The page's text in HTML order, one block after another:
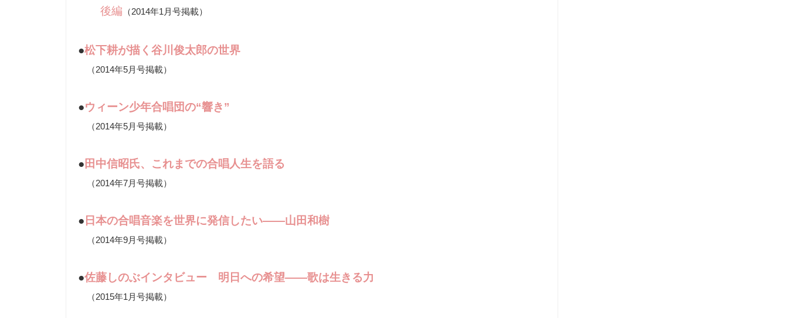
後編 （2014年1月号掲載）
●松下耕が描く谷川俊太郎の世界
（2014年5月号掲載）
●ウィーン少年合唱団の“響き”
（2014年5月号掲載）
● 田中信昭氏、これまでの合唱人生を語る
（2014年7月号掲載）
● 日本の合唱音楽を世界に発信したい――山田和樹
（2014年9月号掲載）
●佐藤しのぶインタビュー 明日への希望――歌は生きる力
（2015年1月号掲載）